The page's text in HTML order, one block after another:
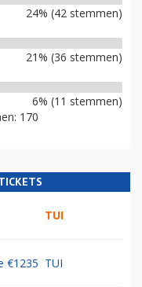
24% (42 stemmen)
21% (36 stemmen)
6% (11 stemmen)
170
TUI
€1235 TUI